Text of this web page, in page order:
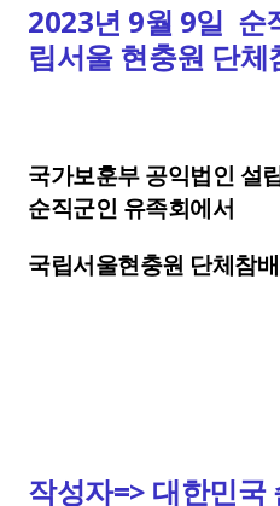
2023년 9월 9일 순
립서울 현충원 단체
국가보훈부 공익법인 설
순직군인 유족회에서
국립서울현충원 단체참
작성자=> 대한민국